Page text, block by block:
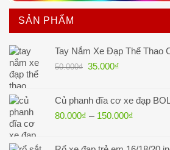
SẢN PHẨM
Tay Nắm Xe Đạp Thể Thao
50.000₫ Giá
50.000₫.
35.000₫Giá
là:
35.000₫.
Củ phanh đĩa cơ xe đạp
80.000₫ – 150.000₫